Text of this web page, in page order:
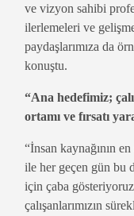
ve vizyon sahibi
ilerlemeleri ve
paydaşlarımıza da
konuştu.
“Ana hedefimiz;
ortamı ve fırsatı
“İnsan kaynağının
ile her geçen gün bu
için çaba
çalışanlarımızın